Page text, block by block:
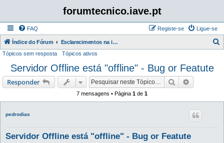
forumtecnico.iave.pt
FAQ Ligue-se
Registe-se
Índice do Fórum Esclarecimentos na instalação e utilização das aplicações para as provas digitais 2026
i
Tópicos sem resposta Tópicos ativos
Servidor Offline está "offline" - Bug or Featute
Responder Pesquisar
7 mensagens • Página 1 de 1
pedrodias
Servidor Offline está "offline" - Bug or Featute